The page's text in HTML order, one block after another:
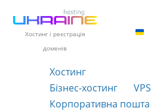
Хостинг і реєстрація
доменів
Хостинг
Бізнес-хостинг
VPS
Корпоративна пошта